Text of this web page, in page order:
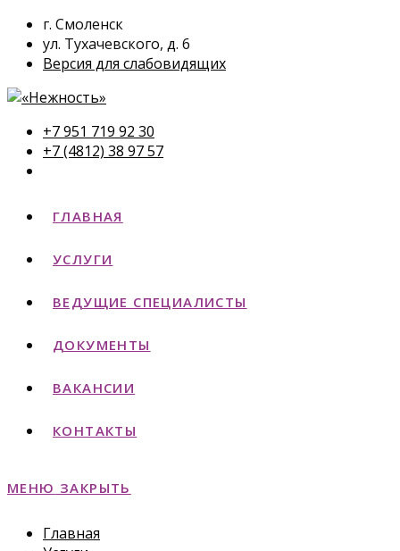
г. Смоленск
ул. Тухачевского, д. 6
Версия для слабовидящих
+7 951 719 92 30
+7 (4812) 38 97 57
ГЛАВНАЯ
УСЛУГИ
ВЕДУЩИЕ СПЕЦИАЛИСТЫ
ДОКУМЕНТЫ
ВАКАНСИИ
КОНТАКТЫ
МЕНЮ ЗАКРЫТЬ
Главная